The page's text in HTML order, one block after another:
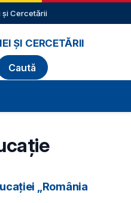
și Cercetării
ȘI CERCETĂRII
„România